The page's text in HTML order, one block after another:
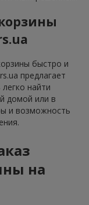
быстро и
предлагает
найти
домой или в
и возможность
на